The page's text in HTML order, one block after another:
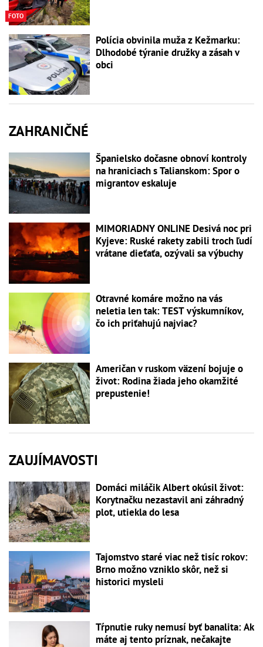
FOTO
Polícia obvinila muža z Kežmarku:
Dlhodobé týranie družky a zásah v
obci
ZAHRANIČNÉ
Španielsko dočasne obnoví kontroly
na hraniciach s Talianskom: Spor o
migrantov eskaluje
MIMORIADNY ONLINE Desivá noc pri
Kyjeve: Ruské rakety zabili troch ľudí
vrátane dieťaťa, ozývali sa výbuchy
Otravné komáre možno na vás
neletia len tak: TEST výskumníkov,
čo ich priťahujú najviac?
Američan v ruskom väzení bojuje o
život: Rodina žiada jeho okamžité
prepustenie!
ZAUJÍMAVOSTI
Domáci miláčik Albert okúsil život:
Korytnačku nezastavil ani záhradný
plot, utiekla do lesa
Tajomstvo staré viac než tisíc rokov:
Brno možno vzniklo skôr, než si
historici mysleli
Tŕpnutie ruky nemusí byť banalita: Ak
máte aj tento príznak, nečakajte